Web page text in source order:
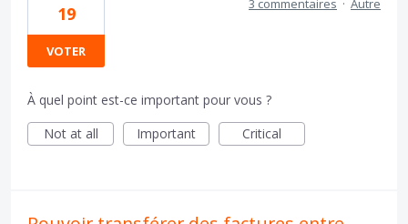
19
VOTER
3 commentaires · Autre
À quel point est-ce important pour vous ?
Not at all
Important Critical